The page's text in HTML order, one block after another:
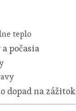
teplo
počasia
dopad na